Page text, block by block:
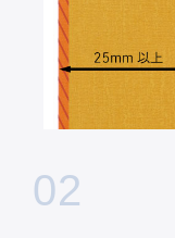
02